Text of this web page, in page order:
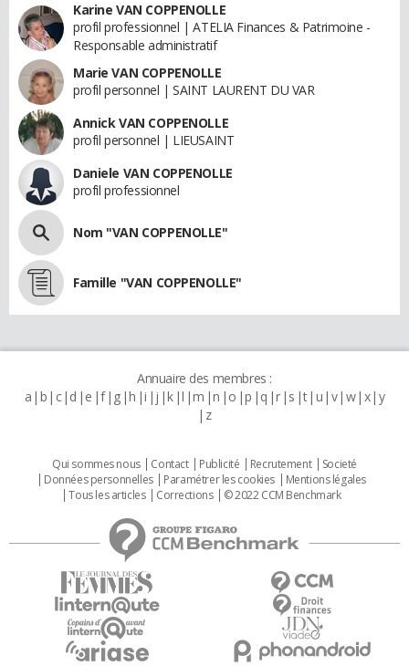
Karine VAN COPPENOLLE
profil professionnel | ATELIA Finances & Patrimoine -
Responsable administratif
Marie VAN COPPENOLLE
profil personnel | SAINT LAURENT DU VAR
Annick VAN COPPENOLLE
profil personnel | LIEUSAINT
Daniele VAN COPPENOLLE
profil professionnel
Nom "VAN COPPENOLLE"
Famille "VAN COPPENOLLE"
Annuaire des membres :
a b c d e f g h i j k l m n o p q r s t u v w x y
z
Qui sommes nous Contact Publicité Recrutement
Societé
Données personnelles
Paramétrer les cookies
Mentions légales
Tous les articles
Corrections © 2022 CCM Benchmark